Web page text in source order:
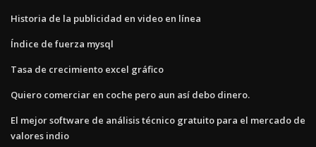
Historia de la publicidad en video en línea
Índice de fuerza mysql
Tasa de crecimiento excel gráfico
Quiero comerciar en coche pero aun así debo dinero.
El mejor software de análisis técnico gratuito para el mercado de
valores indio